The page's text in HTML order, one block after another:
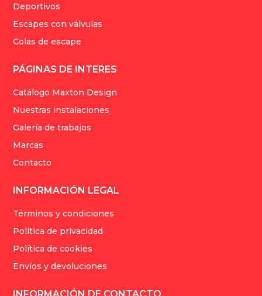
Deportivos
Escapes con válvulas
Colas de escape
PÁGINAS DE INTERES
Catálogo Maxton Design
Nuestras instalaciones
Galería de trabajos
Marcas
Contacto
INFORMACIÓN LEGAL
Términos y condiciones
Política de privacidad
Política de cookies
Envíos y devoluciones